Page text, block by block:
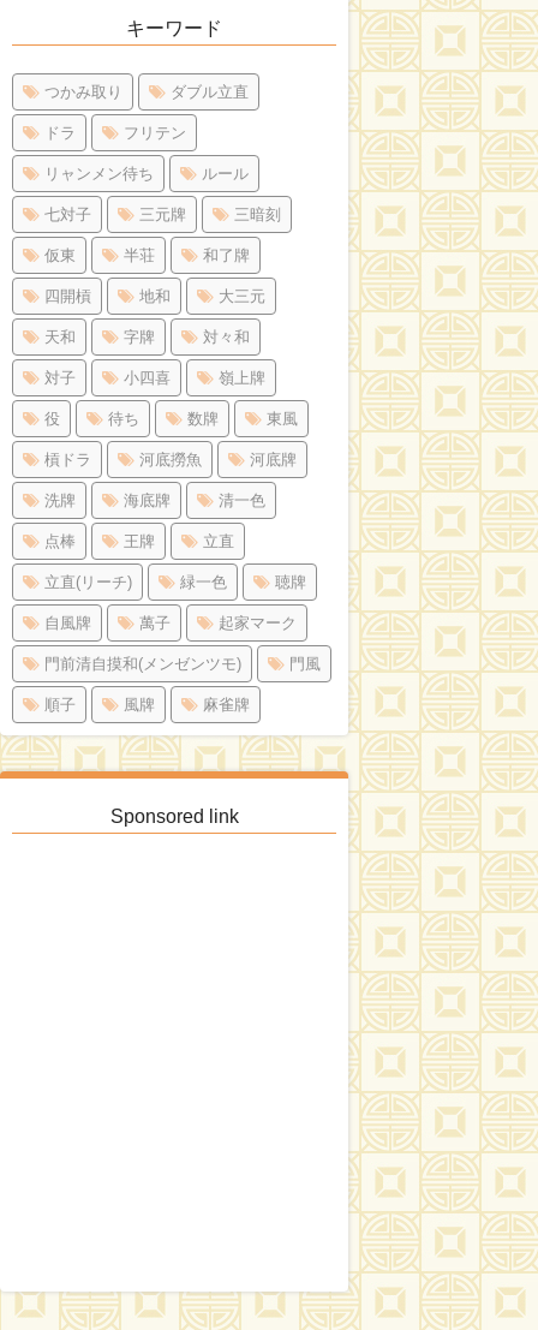
キーワード
つかみ取り ダブル立直
ドラ フリテン
リャンメン待ち ルール
七対子 三元牌 三暗刻
仮東 半荘 和了牌
四開槓 地和 大三元
天和 字牌 対々和
対子 小四喜 嶺上牌
役 待ち 数牌 東風
槓ドラ 河底撈魚 河底牌
洗牌 海底牌 清一色
点棒 王牌 立直
立直(リーチ) 緑一色 聴牌
自風牌 萬子 起家マーク
門前清自摸和(メンゼンツモ) 門風
順子 風牌 麻雀牌
Sponsored link